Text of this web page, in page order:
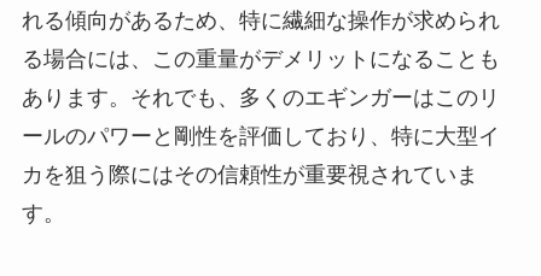
れる傾向があるため、特に繊細な操作が求められ
る場合には、この重量がデメリットになることも
あります。それでも、多くのエギンガーはこのリ
ールのパワーと剛性を評価しており、特に大型イ
カを狙う際にはその信頼性が重要視されていま
す。